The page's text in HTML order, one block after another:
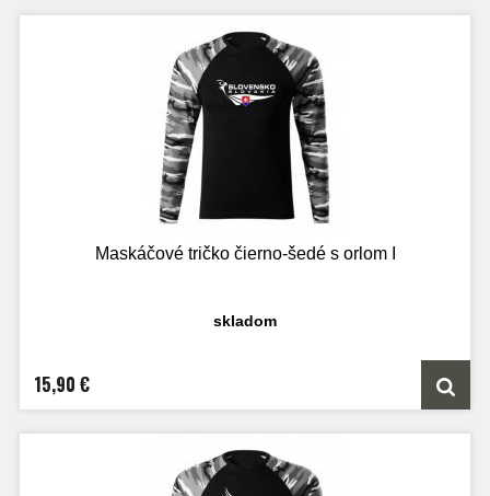
Maskáčové tričko čierno-šedé s orlom I
skladom
15,90 €